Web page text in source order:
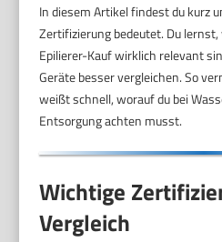
In diesem Artikel findest du kurz
Zertifizierung bedeutet. Du
Epilierer-Kauf wirklich relevant
Geräte besser vergleichen. So
weißt schnell, worauf du bei
Entsorgung achten musst.
Wichtige
Vergleich